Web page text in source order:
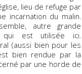
lieu de refuge par
incarnation du malin.
autre grande
qui est utilisée ici.
(aussi bien pour les
bien rendue par la
par une horde de